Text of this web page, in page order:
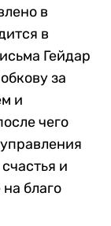
в
в
Гейдар
за
и
чего
и
благо